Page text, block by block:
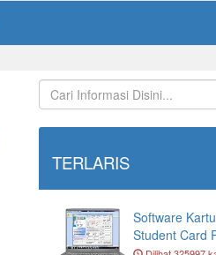
TERLARIS
Software
Student Card